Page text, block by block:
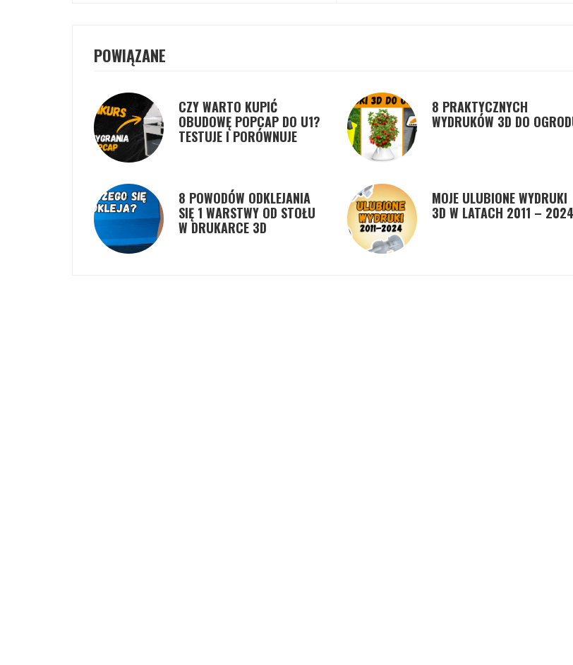
POWIĄZANE
CZY WARTO KUPIĆ
OBUDOWĘ POPCAP DO U1?
TESTUJE I PORÓWNUJE
8 PRAKTYCZNYCH
WYDRUKÓW 3D DO
8 POWODÓW ODKLEJANIA
SIĘ 1 WARSTWY OD STOŁU
W DRUKARCE 3D
MOJE ULUBIONE WYDRUKI
3D W LATACH 2011 – 2024